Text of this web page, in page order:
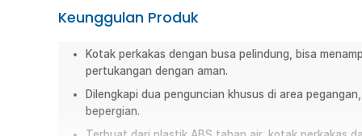
Toko Tangerang
Pick n Go Jakarta Barat
Senin -
Senin - Jumat
Senin - Jumat
Keunggulan Produk
Kotak perkakas dengan busa pelindung, bisa
pertukangan dengan aman.
Dilengkapi dua penguncian khusus di area
bepergian.